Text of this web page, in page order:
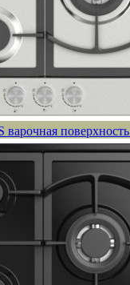
варочная поверхность